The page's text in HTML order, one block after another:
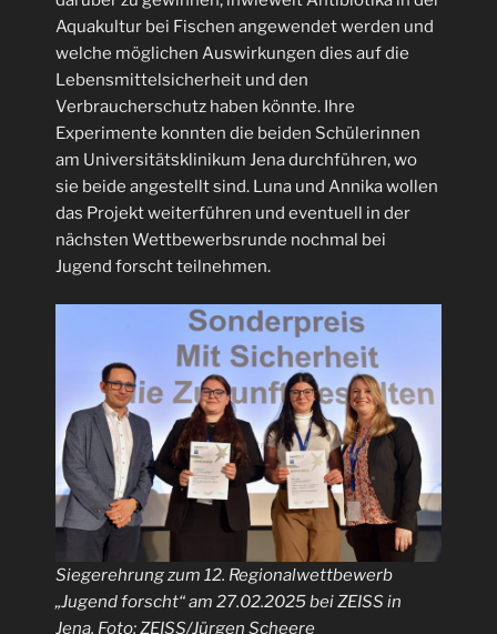
Aquakultur bei Fischen angewendet werden und
welche möglichen Auswirkungen dies auf die
Lebensmittelsicherheit und den
Verbraucherschutz haben könnte. Ihre
Experimente konnten die beiden Schülerinnen
am Universitätsklinikum Jena durchführen, wo
sie beide angestellt sind. Luna und Annika wollen
das Projekt weiterführen und eventuell in der
nächsten Wettbewerbsrunde nochmal bei
Jugend forscht teilnehmen.
Siegerehrung zum 12. Regionalwettbewerb
„Jugend forscht“ am 27.02.2025 bei ZEISS in
Jena. Foto: ZEISS/Jürgen Scheere